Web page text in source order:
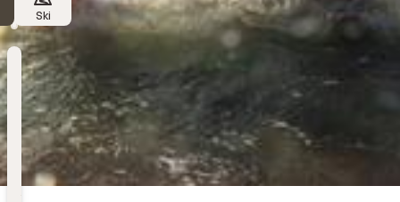
Ski
Destination
Choisissez une destination
Date
départ
Date de départ